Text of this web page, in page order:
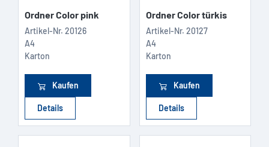
Ordner Color pink
Artikel-Nr. 20126
A4
Karton
Kaufen
Details
Ordner Color türkis
Artikel-Nr. 20127
A4
Karton
Kaufen
Details